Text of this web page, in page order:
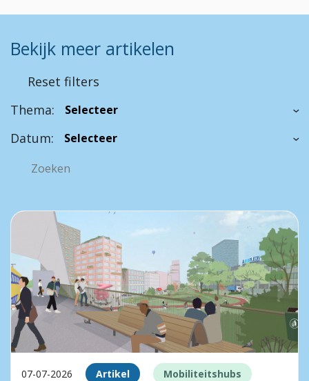
Bekijk meer artikelen
Reset filters
Thema:
Datum:
07-07-2026 Artikel Mobiliteitshubs